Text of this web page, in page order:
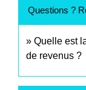
Questions ?
Quelle est
de revenus ?